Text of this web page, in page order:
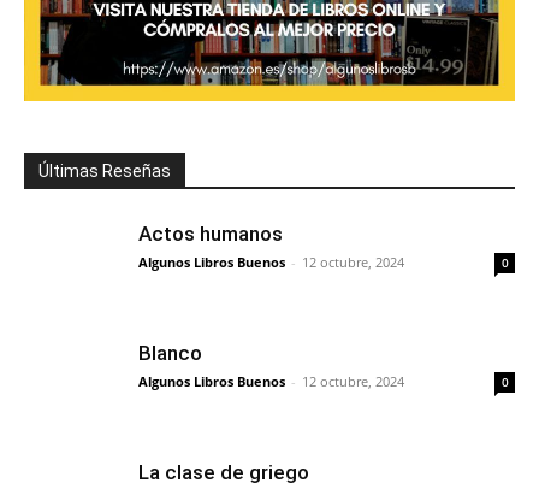
Últimas Reseñas
Actos humanos
Algunos Libros Buenos - 12 octubre, 2024 0
Blanco
Algunos Libros Buenos - 12 octubre, 2024 0
La clase de griego